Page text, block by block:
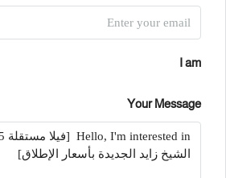
I am
Your Message